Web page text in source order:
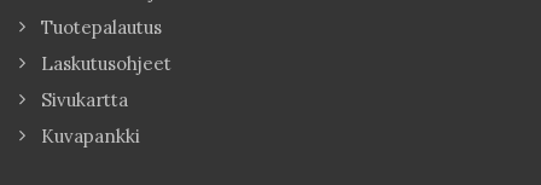
Tuotepalautus
Laskutusohjeet
Sivukartta
Kuvapankki